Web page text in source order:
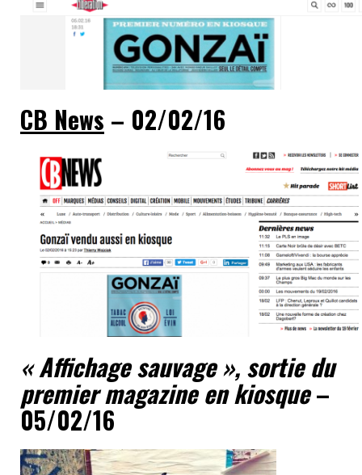
CB News – 02/02/16
« Affichage sauvage », sortie du
premier magazine en kiosque–
05/02/16